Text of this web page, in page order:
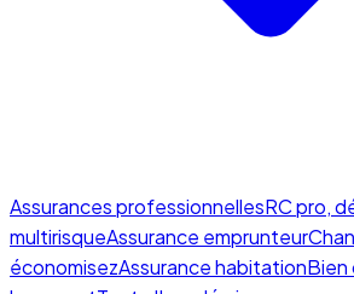
Assurances professionnellesRC pro,
multirisqueAssurance emprunteur
économisezAssurance habitationBien